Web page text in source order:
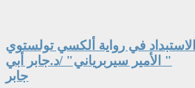
الاستبداد في رواية ألكسي تولستوي
" الأمير سيربرياني" /د.جابر أبي
جابر